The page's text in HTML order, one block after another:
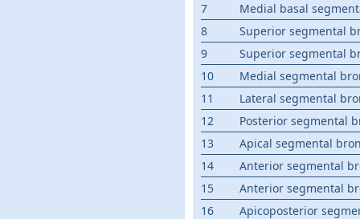
7
Medial basal
8
Superior segmental
9
Superior segmental
10
Medial segmental
11
Lateral segmental
12
Posterior segmental
13
Apical segmental
14
Anterior segmental
15
Anterior segmental
16
Apicoposterior